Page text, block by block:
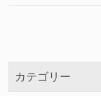
カテゴリー